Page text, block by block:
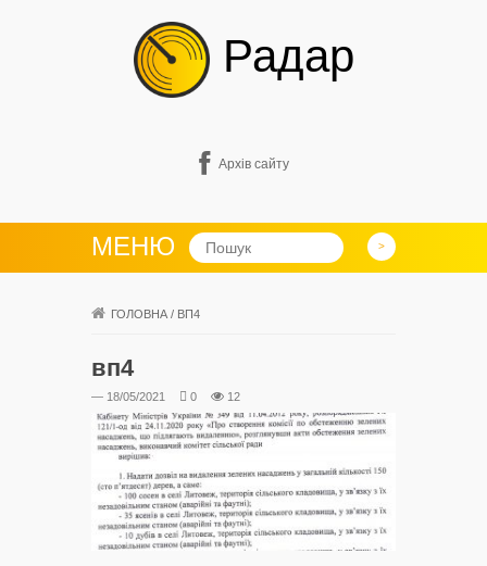
Радар
Архів сайту
МЕНЮ
ГОЛОВНА / ВП4
вп4
— 18/05/2021 0 12